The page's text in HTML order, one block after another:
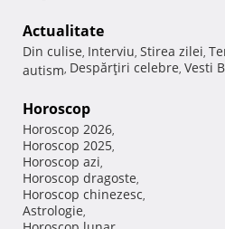
Actualitate
Din culise, Interviu, Stirea zilei,
autism, Despărţiri celebre, Vesti
Horoscop
Horoscop 2026,
Horoscop 2025,
Horoscop azi,
Horoscop dragoste,
Horoscop chinezesc,
Astrologie,